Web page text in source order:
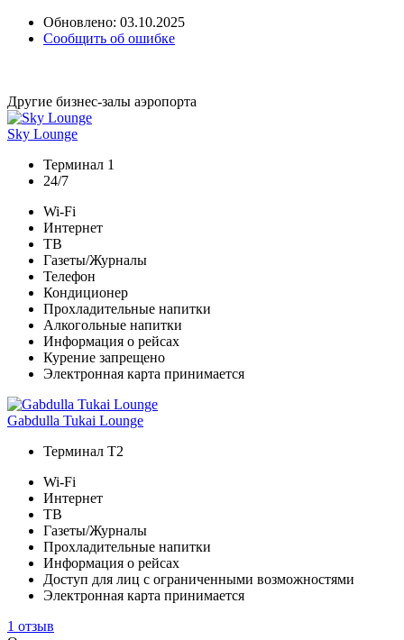
Обновлено: 03.10.2025
Сообщить об ошибке
Другие бизнес-залы аэропорта
Sky Lounge
Терминал 1
24/7
Wi-Fi
Интернет
ТВ
Газеты/Журналы
Телефон
Кондиционер
Прохладительные напитки
Алкогольные напитки
Информация о рейсах
Курение запрещено
Электронная карта принимается
Gabdulla Tukai Lounge
Терминал Т2
Wi-Fi
Интернет
ТВ
Газеты/Журналы
Прохладительные напитки
Информация о рейсах
Доступ для лиц с ограниченными возможностями
Электронная карта принимается
1 отзыв